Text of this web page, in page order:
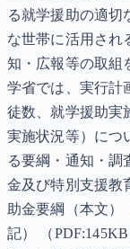
る就学援助の適切
な世帯に活用され
知・広報等の取組
学省では、実行計
徒数、就学援助実
実施状況等）につ
る要綱・通知・調
金及び特別支援教
助金要綱（本文）
記） （